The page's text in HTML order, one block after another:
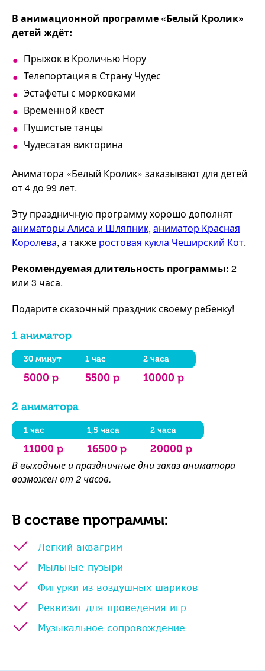
В анимационной программе «Белый Кролик»
детей ждёт:
Прыжок в Кроличью Нору
Телепортация в Страну Чудес
Эстафеты с морковками
Временной квест
Пушистые танцы
Чудесатая викторина
Аниматора «Белый Кролик» заказывают для детей
от 4 до 99 лет.
Эту праздничную программу хорошо дополнят
аниматоры Алиса и Шляпник, аниматор Красная
Королева, а также ростовая кукла Чеширский Кот.
Рекомендуемая длительность программы: 2
или 3 часа.
Подарите сказочный праздник своему ребенку!
1 аниматор
30 минут 1 час 2 часа
5000 р 5500 р 10000 р
2 аниматора
1 час 1,5 часа 2 часа
11000 р 16500 р 20000 р
В выходные и праздничные дни заказ аниматора
возможен от 2 часов.
В составе программы:
Легкий аквагрим
Мыльные пузыри
Фигурки из воздушных шариков
Реквизит для проведения игр
Музыкальное сопровождение